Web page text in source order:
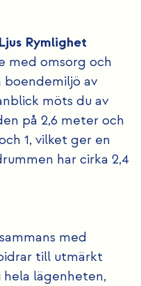
Rymlighet
med omsorg och
av
möts du av
på 2,6 meter och
1, vilket ger en
har cirka 2,4
med
till utmärkt
lägenheten,